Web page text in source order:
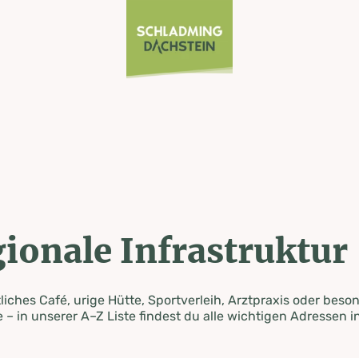
Infrastruktur
Café, urige Hütte, Sportverleih, Arztpraxis oder
– in unserer A–Z Liste findest du alle wichtigen Adressen